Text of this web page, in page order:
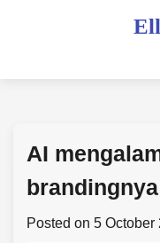
AI
brandingnya
Posted on 5 October